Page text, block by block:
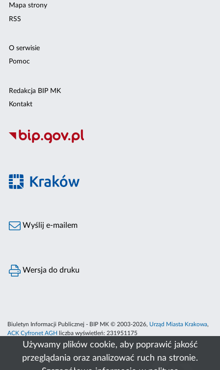
Używamy plików cookie, aby poprawić jakość
przeglądania oraz analizować ruch na stronie.
Mapa strony
RSS
O serwisie
Pomoc
Redakcja BIP MK
Kontakt
Wyślij e-mailem
Wersja do druku
Biuletyn Informacji Publicznej - BIP MK © 2003-2026, Urząd Miasta Krakowa,
ACK Cyfronet AGH
liczba wyświetleń: 231951175